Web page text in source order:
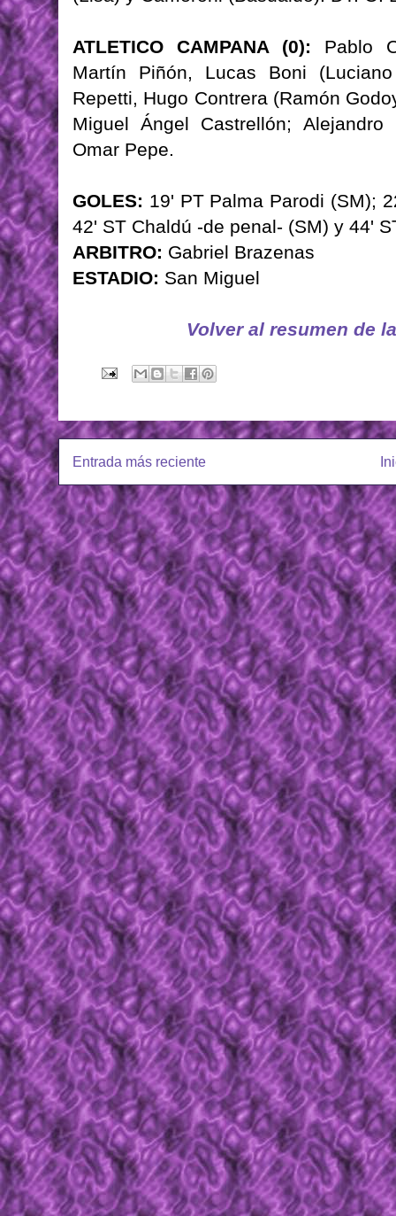
ATLETICO CAMPANA (0): Pablo
Martín Piñón, Lucas Boni
Repetti, Hugo Contrera (Ramón
Miguel Ángel Castrellón;
Omar Pepe.
GOLES: 19' PT Palma Parodi (SM);
42' ST Chaldú -de penal- (SM) y 44'
ARBITRO: Gabriel Brazenas
ESTADIO: San Miguel
Volver al resumen de
Entrada más reciente